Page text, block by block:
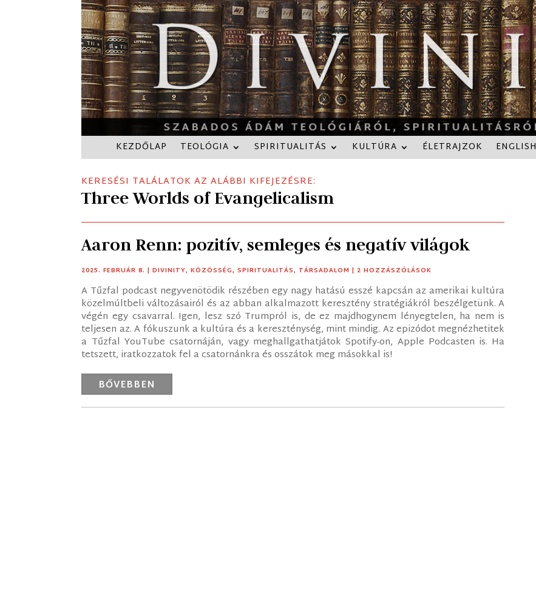
KEZDŐLAP TEOLÓGIA SPIRITUALITÁS KULTÚRA ÉLETRAJZOK ENGLISH
KERESÉSI TALÁLATOK AZ ALÁBBI KIFEJEZÉSRE:
Three Worlds of Evangelicalism
Aaron Renn: pozitív, semleges és negatív világok
2025. FEBRUÁR 8. |DIVINITY,KÖZÖSSÉG,SPIRITUALITÁS, TÁRSADALOM | 2 HOZZÁSZÓLÁSOK
A Tűzfal podcast negyvenötödik részében egy nagy hatású esszé kapcsán az amerikai kultúra
közelmúltbeli változásairól és az abban alkalmazott keresztény stratégiákról beszélgetünk. A
végén egy csavarral. Igen, lesz szó Trumpról is, de ez majdhogynem lényegtelen, ha nem is
teljesen az. A fókuszunk a kultúra és a kereszténység, mint mindig. Az epizódot megnézhetitek
a Tűzfal YouTube csatornáján, vagy meghallgathatjátok Spotify-on, Apple Podcasten is. Ha
tetszett, iratkozzatok fel a csatornánkra és osszátok meg másokkal is!
BŐVEBBEN